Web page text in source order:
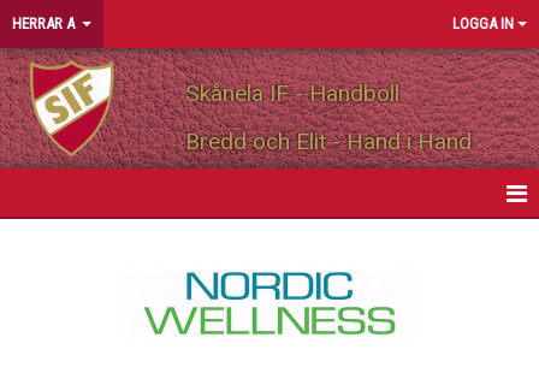
HERRAR A LOGGA IN
Skånela IF - Handboll
Bredd och Elit - Hand i Hand